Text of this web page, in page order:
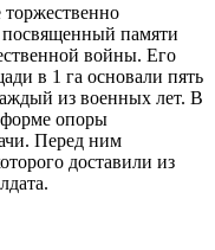
торжественно
памяти
войны. Его
в 1 га основали пять
из военных лет. В
форме опоры
Перед ним
доставили из